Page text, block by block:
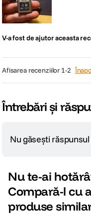
V-a fost de ajutor aceasta
afisarea recenziilor 1-2
Întrebări și
Nu găsești
Nu te-ai
Compară-l cu
produse